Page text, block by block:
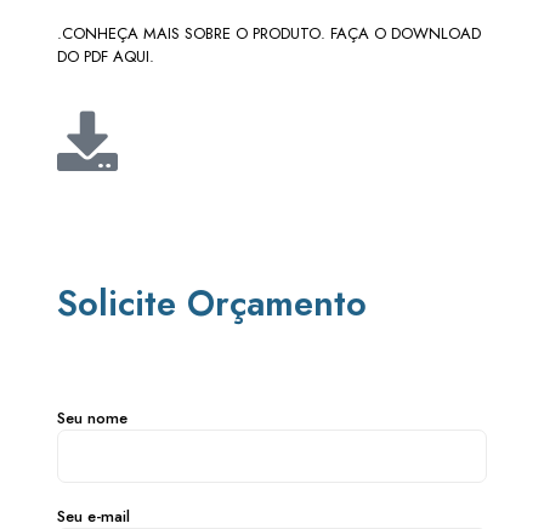
.CONHEÇA MAIS SOBRE O PRODUTO. FAÇA O DOWNLOAD
DO PDF AQUI.
Solicite Orçamento
Seu nome
Seu e-mail